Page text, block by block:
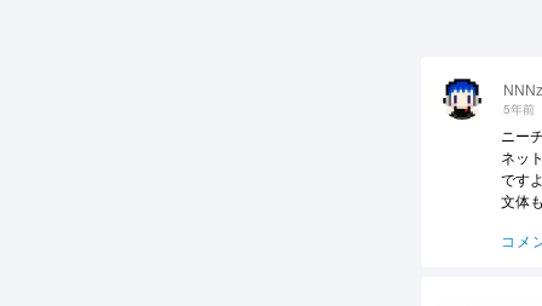
NNNz
5年前
ニー
ネッ
です
文体
コメ